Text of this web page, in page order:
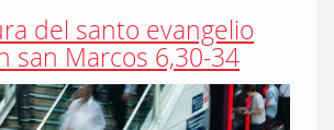
del santo evangelio
san Marcos 6,30-34